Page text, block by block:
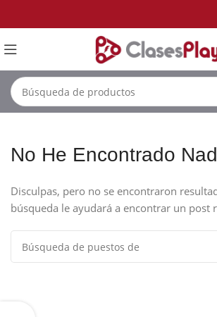
No He Encontrado
Disculpas, pero no se encontraron
búsqueda le ayudará a encontrar un post